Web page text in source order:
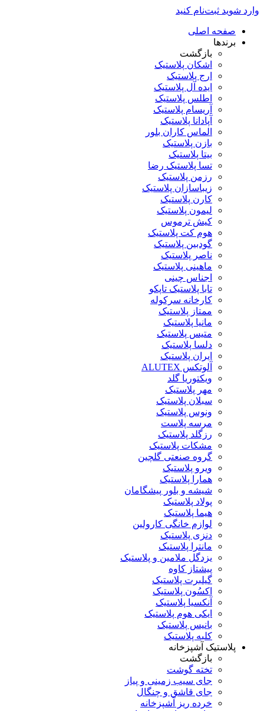
وارد شوید ثبت‌نام کنید
صفحه اصلی
برندها
بازگشت
اشکان پلاستیک
ارج پلاستیک
ایده آل پلاستیک
اطلس پلاستیک
آریسام پلاستیک
آپادانا پلاستیک
الماس کاران بلور
بازن پلاستیک
بیتا پلاستیک
تسا پلاستیک رضا
رزمن پلاستیک
زیباسازان پلاستیک
کارن پلاستیک
لیمون پلاستیک
کیش ترموس
هوم کت پلاستیک
گودبین پلاستیک
ناصر پلاستیک
ماهینی پلاستیک
اجناس چینی
تابا پلاستیک تاپکو
کارخانه سرکوله
ممتاز پلاستیک
مانیا پلاستیک
متیس پلاستیک
دلسا پلاستیک
ایران پلاستیک
آلوتکس ALUTEX
ویکتوریا گلد
مهر پلاستیک
سبلان پلاستیک
ونوس پلاستیک
مرسه پلاست
رزگلد پلاستیک
مشکات پلاستیک
گروه صنعتی گلچین
ویرو پلاستیک
همارا پلاستیک
شیشه و بلور پیشگامان
پولاد پلاستیک
هیما پلاستیک
لوازم خانگی کارولین
دنزی پلاستیک
مانترا پلاستیک
یزدگل ملامین و پلاستیک
پیشتاز کاوه
گیلبرت پلاستیک
اکسُون پلاستیک
آنکسیا پلاستیک
ایکی هوم پلاستیک
بانیس پلاستیک
کلبه پلاستیک
پلاستیک آشپزخانه
بازگشت
تخته گوشت
جای سیب زمینی و پیاز
جای قاشق و چنگال
خرده ریز آشپزخانه